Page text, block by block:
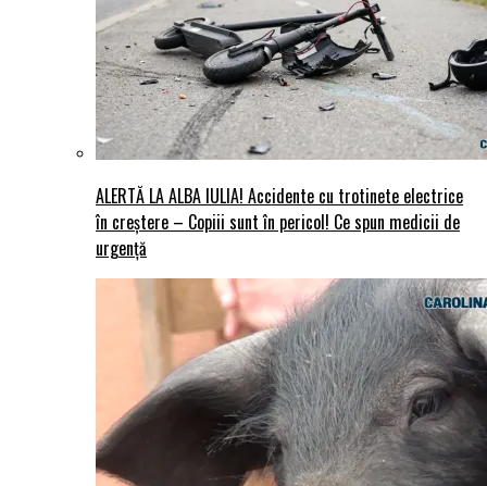
ALERTĂ LA ALBA IULIA! Accidente cu trotinete electrice
în creștere – Copiii sunt în pericol! Ce spun medicii de
urgență